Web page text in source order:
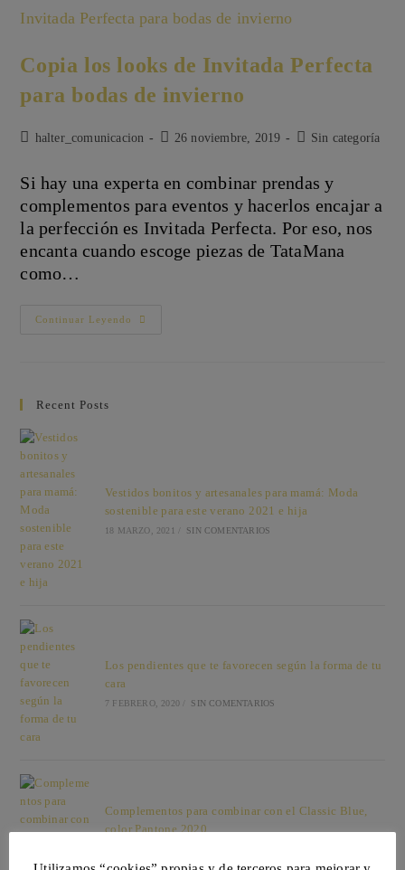
Copia los looks de Invitada Perfecta
para bodas de invierno
Autor
la
entrada:
halter_comunicacion
Publicación
26 noviembre, 2019
Categoría
la
entrada:
Sin categoría
Si hay una experta en combinar prendas y
complementos para eventos y hacerlos encajar a
la perfección es Invitada Perfecta. Por eso, nos
encanta cuando escoge piezas de TataMana
como…
Continuar Leyendo
Copia
Recent Posts
Vestidos bonitos y artesanales para mamá: Moda
sostenible para este verano 2021 e hija
18 MARZO, 2021 SIN COMENTARIOS
Los pendientes que te favorecen según la forma de tu
cara
7 FEBRERO, 2020 SIN COMENTARIOS
Complementos para combinar con el Classic Blue,
color Pantone 2020